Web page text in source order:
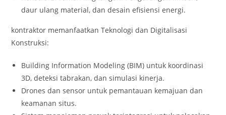
daur ulang material, dan desain efisiensi energi.
kontraktor memanfaatkan Teknologi dan Digitalisasi
Konstruksi:
Building Information Modeling (BIM) untuk koordinasi
3D, deteksi tabrakan, dan simulasi kinerja.
Drones dan sensor untuk pemantauan kemajuan dan
keamanan situs.